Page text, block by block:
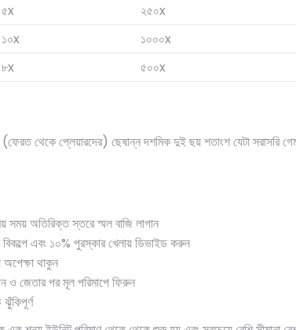
৫x ২৫০x
১০x ১০০০x
৮x ৫০০x
(ফেরত থেকে প্লেয়ারদের) ছেষান্ন দশমিক দুই ছয় শতাংশ যেটা
সময় অতিরিক্ত স্তরে স্মল বাজি লাগান
বিকল্পে এবং ১০% পুরস্কার খেলায় ডিভাইড করুন
অপেক্ষা থাকুন
ও জেতার পর মূল পরিমাপে ফিরুন